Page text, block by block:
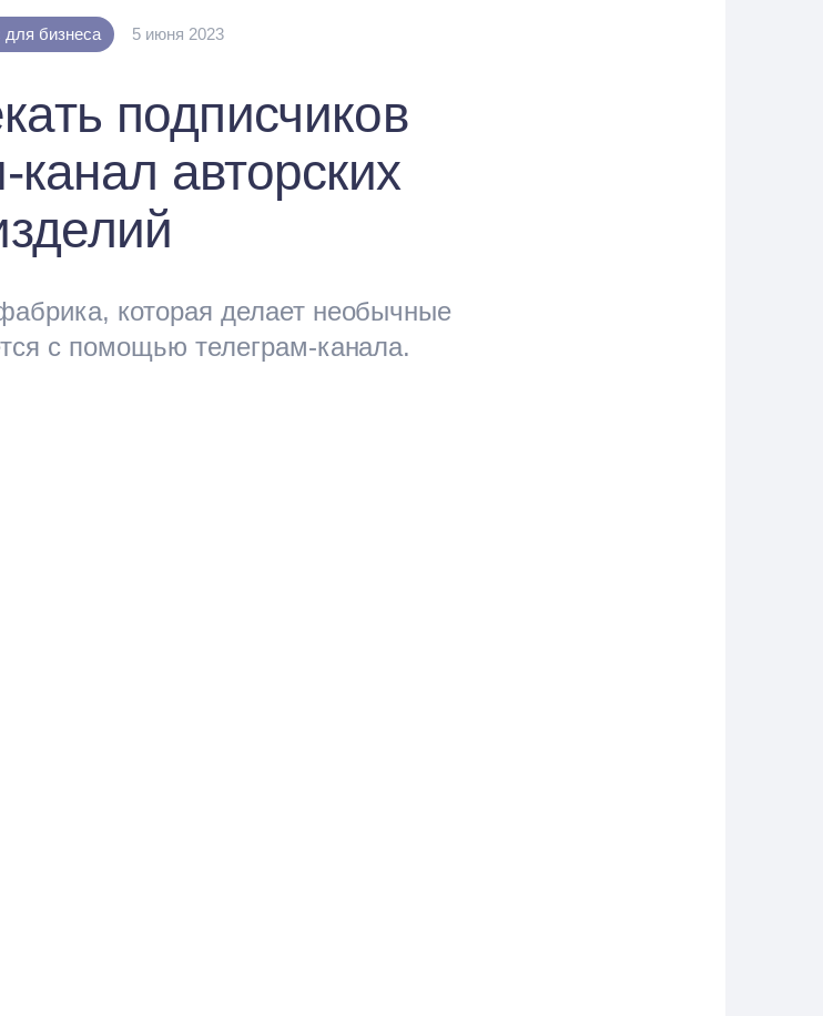
для бизнеса 5 июня 2023
подписчиков
канал авторских
которая делает необычные
с помощью телеграм-канала.